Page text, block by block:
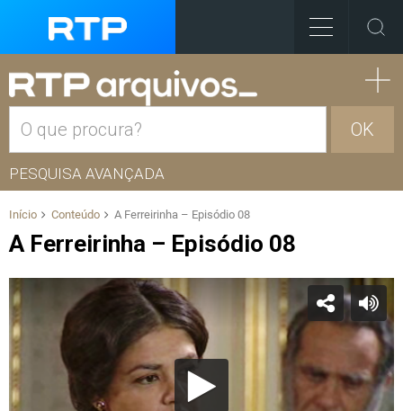
OK
PESQUISA AVANÇADA
Início Conteúdo A Ferreirinha – Episódio 08
A Ferreirinha – Episódio 08